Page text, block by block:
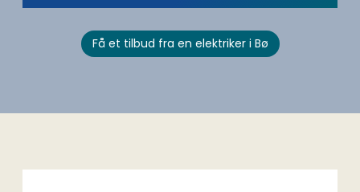
Få et tilbud fra en elektriker i Bø